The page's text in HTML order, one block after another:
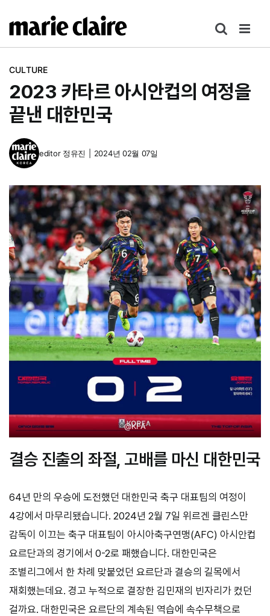
텐
건CULTURE
2023 카타르 아시안컵의 여정을
끝낸 대한민국
editor 정유진 2024년 02월 07일
@KFA
결승 진출의 좌절, 고배를 마신 대한민국
64년 만의 우승에 도전했던 대한민국 축구 대표팀의 여정이
4강에서 마무리됐습니다. 2024년 2월 7일 위르겐 클린스만
감독이 이끄는 축구 대표팀이 아시아축구연맹(AFC) 아시안컵
요르단과의 경기에서 0-2로 패했습니다. 대한민국은
조별리그에서 한 차례 맞붙었던 요르단과 결승의 길목에서
재회했는데요. 경고 누적으로 결장한 김민재의 빈자리가 컸던
걸까요. 대한민국은 요르단의 계속된 역습에 속수무책으로